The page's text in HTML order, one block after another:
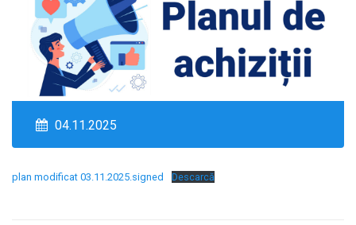
04.11.2025
plan modificat 03.11.2025.signed Descarcă